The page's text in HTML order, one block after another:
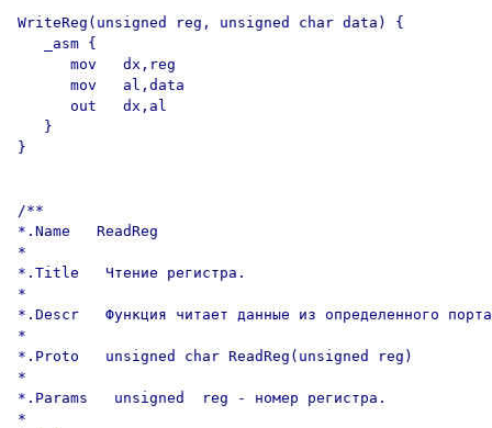
WriteReg(unsigned reg, unsigned char data) {
   _asm {
      mov   dx,reg
      mov   al,data
      out   dx,al
   }
}
/**
*.Name   ReadReg
*
*.Title   Чтение регистра.
*
*.Descr   Функция читает данные из определенного
*
*.Proto   unsigned char ReadReg(unsigned reg)
*
*.Params   unsigned  reg - номер регистра.
*